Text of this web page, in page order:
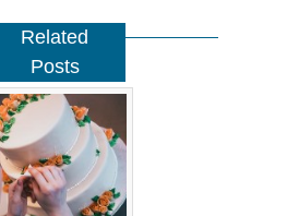
Related
Posts